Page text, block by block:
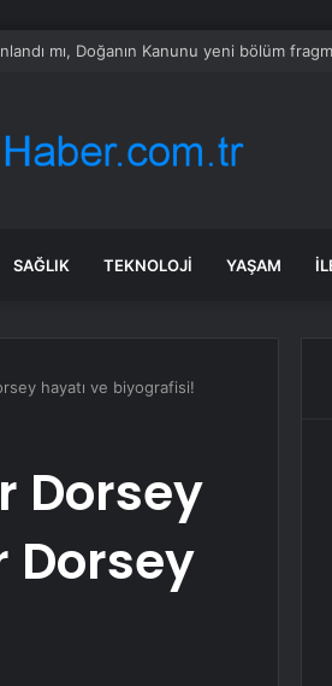
ifadeler: Kızım iş için görüşmüş olabilir
SAĞLIK TEKNOLOJI YAŞAM
hayatı ve biyografisi!
Dorsey
Dorsey